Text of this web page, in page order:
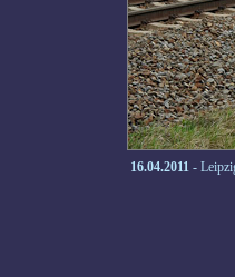
16.04.2011 -